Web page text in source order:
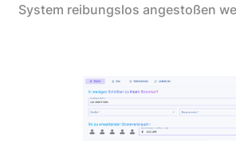
System reibungslos angestoßen